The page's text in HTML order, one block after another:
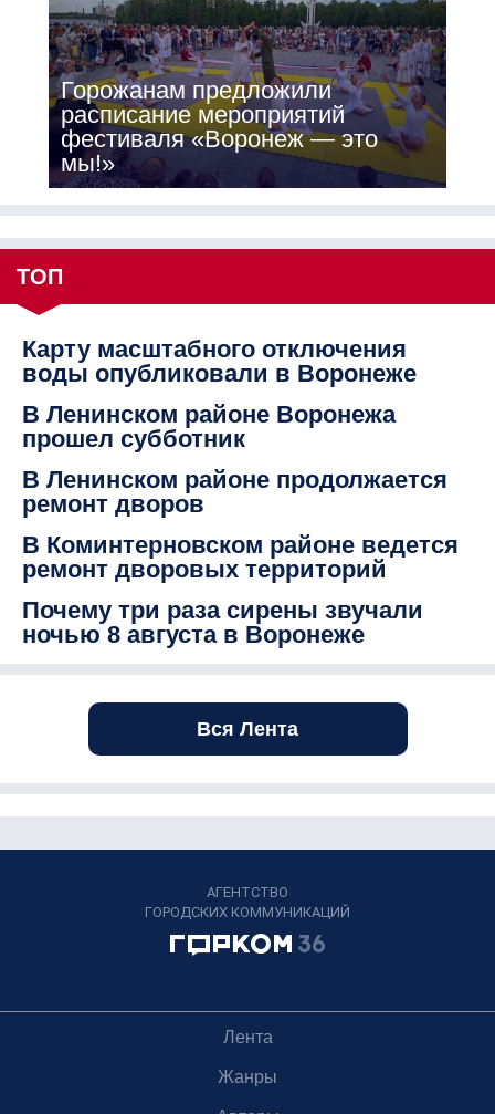
Горожанам предложили
расписание мероприятий
фестиваля «Воронеж — это
мы!»
ТОП
Карту масштабного отключения
воды опубликовали в Воронеже
В Ленинском районе Воронежа
прошел субботник
В Ленинском районе продолжается
ремонт дворов
В Коминтерновском районе ведется
ремонт дворовых территорий
Почему три раза сирены звучали
ночью 8 августа в Воронеже
Вся Лента
АГЕНТСТВО
ГОРОДСКИХ КОММУНИКАЦИЙ
Лента
Жанры